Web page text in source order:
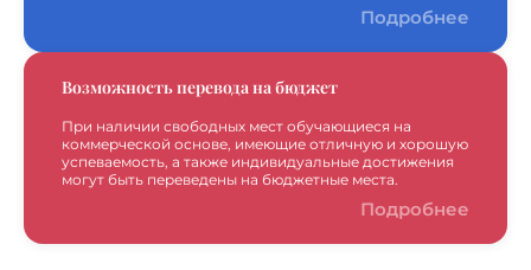
Подробнее
Возможность перевода на бюджет
При наличии свободных мест обучающиеся на
коммерческой основе, имеющие отличную и хорошую
успеваемость, а также индивидуальные достижения
могут быть переведены на бюджетные места.
Подробнее